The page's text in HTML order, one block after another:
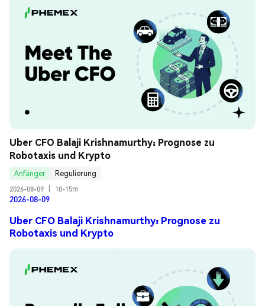
Uber CFO Balaji Krishnamurthy: Prognose zu
Robotaxis und Krypto
Anfänger
Regulierung
2026-08-09
10-15m
2026-08-09
Uber CFO Balaji Krishnamurthy: Prognose zu
Robotaxis und Krypto